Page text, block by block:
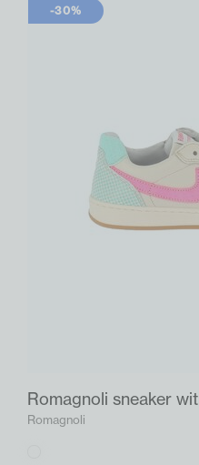
-30%
Romagnoli sneaker wit
Romagnoli